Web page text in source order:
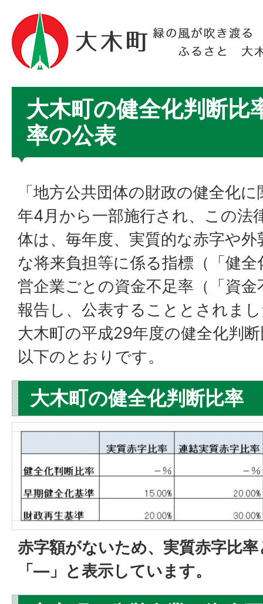
大木町の健全化判断比
率の公表
「地方公共団体の財政の健全化
年4月から一部施行され、この法
体は、毎年度、実質的な赤字や
な将来負担等に係る指標（「健
営企業ごとの資金不足率（「資
報告し、公表することとされま
大木町の平成29年度の健全化判
以下のとおりです。
大木町の健全化判断比率
赤字額がないため、実質赤字比
「—」と表示しています。